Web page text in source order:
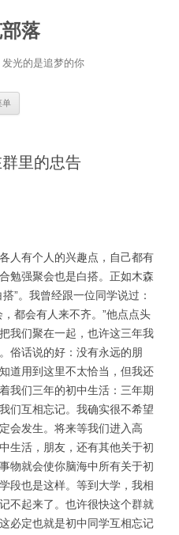
落
光的是追梦的你
单
里的忠告
人有个人的兴趣点，自己都有
勉强聚会也是白搭。正如木森
”。我曾经跟一位同学说过：
都会有人来不齐。”他点点头
我们聚在一起，也许这三年我
俗话说的好：没有永远的朋
道用到这里不太恰当，但我还
我们三年的初中生活：三年期
们互相忘记。我确实很不希望
会发生。将来等我们进入高
生活，朋友，还有其他关于初
物就会使你脑海中所有关于初
段也是这样。等到大学，我相
不起来了。也许很快这个群就
必定也就是初中同学互相忘记